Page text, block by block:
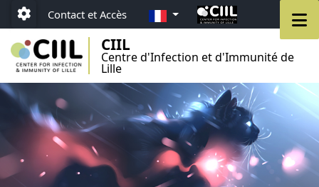
Aller au menu
Aller au contenu
Aller au pied de page
Paramétrage
Contact et Accès FR
CIIL
Centre d'Infection et d'Immunité de
Lille